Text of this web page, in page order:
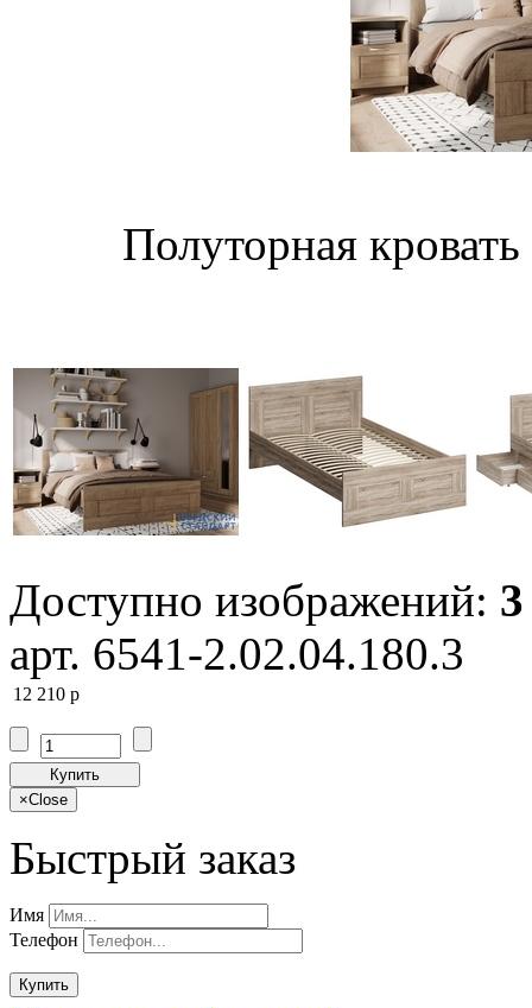
Полуторная
Доступно изображений: 3
арт. 6541-2.02.04.180.3
12 210 p
Купить
×Close
Быстрый заказ
Имя
Телефон
Купить